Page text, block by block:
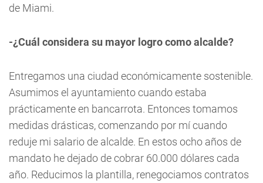
de Miami.
-¿Cuál considera su mayor logro como alcalde?
Entregamos una ciudad económicamente sostenible.
Asumimos el ayuntamiento cuando estaba
prácticamente en bancarrota. Entonces tomamos
medidas drásticas, comenzando por mí cuando
reduje mi salario de alcalde. En estos ocho años de
mandato he dejado de cobrar 60.000 dólares cada
año. Reducimos la plantilla, renegociamos contratos